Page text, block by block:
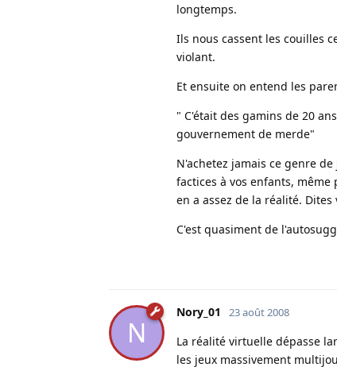
longtemps.
Ils nous cassent les couilles
violant.
Et ensuite on entend les
" C'était des gamins de 20
gouvernement de merde"
N'achetez jamais ce genre
factices à vos enfants,
en a assez de la réalité.
C'est quasiment de
N
Nory_01 23 août 2008
La réalité virtuelle dépasse
les jeux massivement